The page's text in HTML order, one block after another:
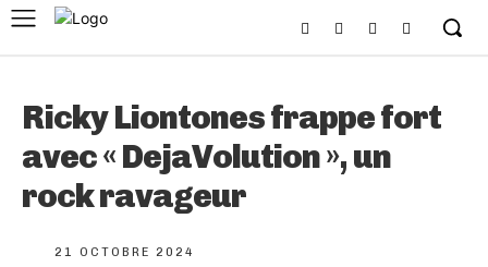
Ricky Liontones frappe fort
avec « DejaVolution », un
rock ravageur
21 OCTOBRE 2024